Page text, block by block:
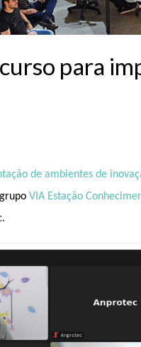
para
de ambientes de
VIA Estação